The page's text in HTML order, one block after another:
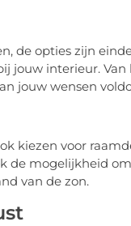
de opties zijn
jouw interieur.
jouw wensen
kiezen voor
de mogelijkheid
van de zon.